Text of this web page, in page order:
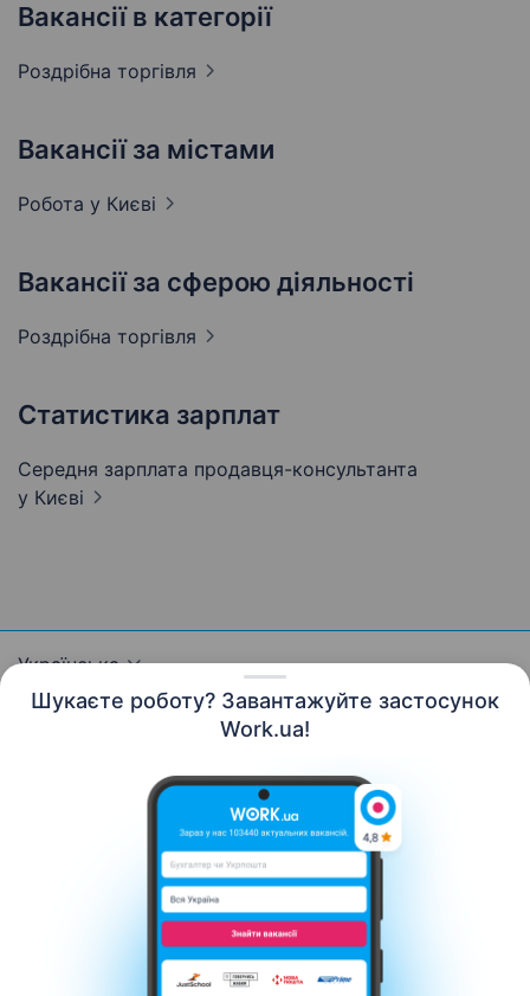
Шукаєте роботу? Завантажуйте застосунок
Work.ua!
Вакансії в категорії
Роздрібна торгівля
Вакансії за містами
Робота у Києві
Вакансії за сферою діяльності
Роздрібна торгівля
Статистика зарплат
Середня зарплата продавця-консультанта
у Києві
Українська
Контакти Про нас
Кар’єра
Новини Work.ua
Допомога Умови використання
Роботодавцю